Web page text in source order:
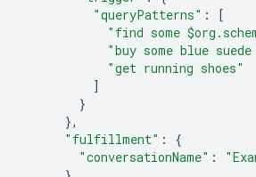
"queryPatterns" :
[
"find some
"buy some blue suede
"get running shoes"
]
}
},
"fulfillment" :
{
"conversationName" :